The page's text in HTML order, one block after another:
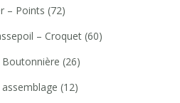
– Points (72)
– Croquet (60)
(26)
(12)